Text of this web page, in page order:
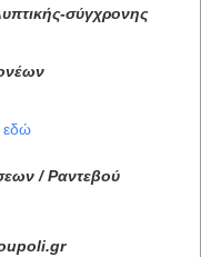
σύγχρονης
εδώ
/ Ραντεβού
.gr